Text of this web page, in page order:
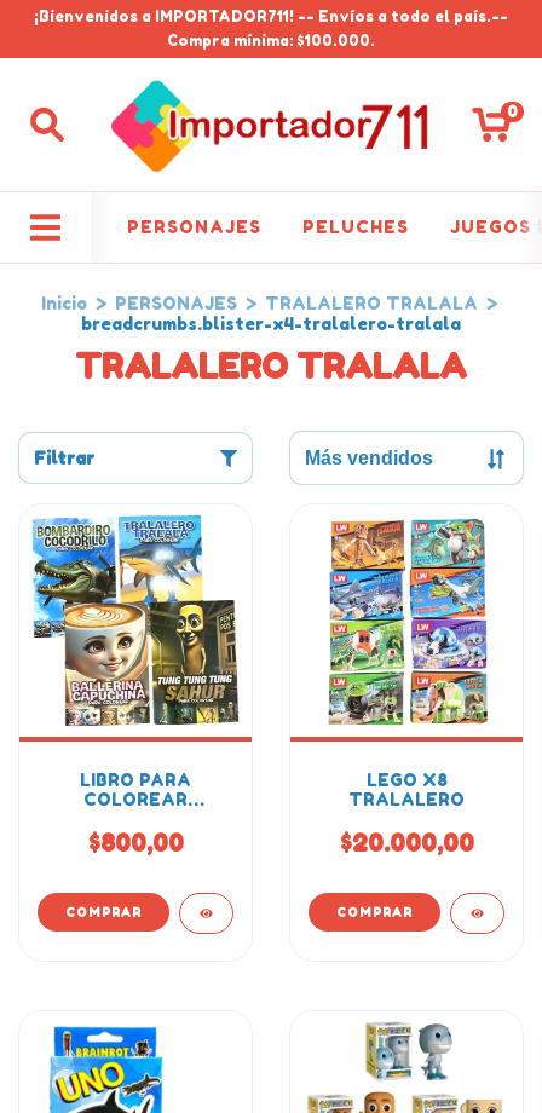
¡Bienvenidos a IMPORTADOR711! -- Envíos a todo el país.--
Compra mínima: $100.000.
0
PERSONAJES PELUCHES JUEGOS
Inicio > PERSONAJES > TRALALERO TRALALA >
breadcrumbs.blister-x4-tralalero-tralala
TRALALERO TRALALA
Filtrar
LIBRO PARA
COLOREAR
TRALALA
$800,00
LEGO X8
TRALALERO
$20.000,00